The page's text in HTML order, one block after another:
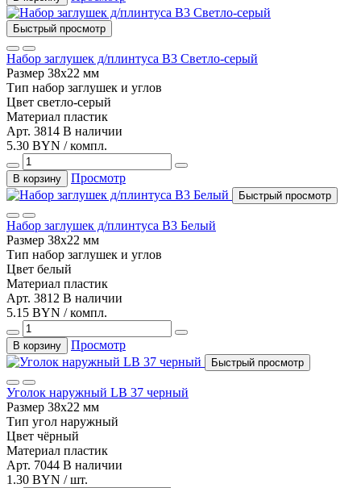
Быстрый просмотр
Набор заглушек д/плинтуса В3 Светло-серый
Размер 38х22 мм
Тип набор заглушек и углов
Цвет светло-серый
Материал пластик
Арт. 3814 В наличии
5.30 BYN / компл.
В корзину Просмотр
Быстрый просмотр
Набор заглушек д/плинтуса В3 Белый
Размер 38х22 мм
Тип набор заглушек и углов
Цвет белый
Материал пластик
Арт. 3812 В наличии
5.15 BYN / компл.
В корзину Просмотр
Быстрый просмотр
Уголок наружный LB 37 черный
Размер 38х22 мм
Тип угол наружный
Цвет чёрный
Материал пластик
Арт. 7044 В наличии
1.30 BYN / шт.